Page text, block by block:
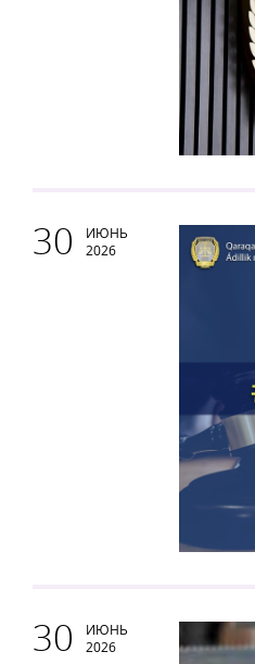
30
ИЮНЬ
2026
30
ИЮНЬ
2026